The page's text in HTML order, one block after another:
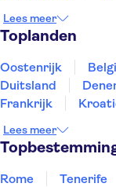
Auckland
Lees meer
Toplanden
Oostenrijk
Duitsland
Frankrijk
Slovenië
Lees meer
Rome Tenerife